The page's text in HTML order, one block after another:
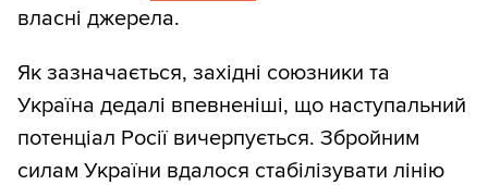
власні джерела.
Як зазначається, західні союзники та
Україна дедалі впевненіші, що наступальний
потенціал Росії вичерпується. Збройним
силам України вдалося стабілізувати лінію